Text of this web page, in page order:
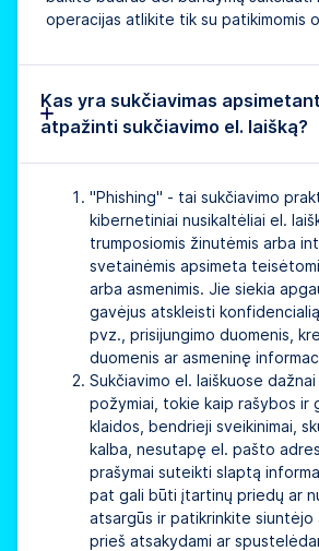
operacijas atlikite tik su patikimomis
Kas yra sukčiavimas
atpažinti sukčiavimo el. laišką?
"Phishing" - tai sukčiavimo
kibernetiniai nusikaltėliai el.
trumposiomis žinutėmis arba
svetainėmis apsimeta
arba asmenimis. Jie siekia
gavėjus atskleisti
pvz., prisijungimo duomenis,
duomenis ar asmeninę
Sukčiavimo el. laiškuose
požymiai, tokie kaip rašybos ir
klaidos, bendrieji sveikinimai,
kalba, nesutapę el. pašto
prašymai suteikti slaptą
pat gali būti įtartinų priedų ar
atsargūs ir patikrinkite siuntėjo
prieš atsakydami ar